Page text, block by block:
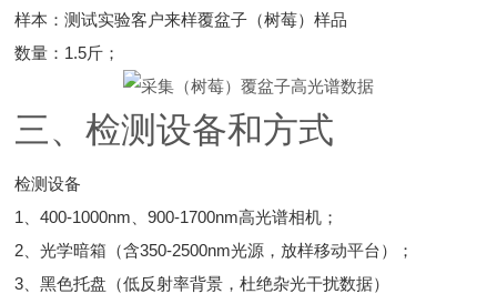
样本：测试实验客户来样覆盆子（树莓）样品
数量：1.5斤；
三、检测设备和方式
检测设备
1、400-1000nm、900-1700nm高光谱相机；
2、光学暗箱（含350-2500nm光源，放样移动平台）；
3、黑色托盘（低反射率背景，杜绝杂光干扰数据）